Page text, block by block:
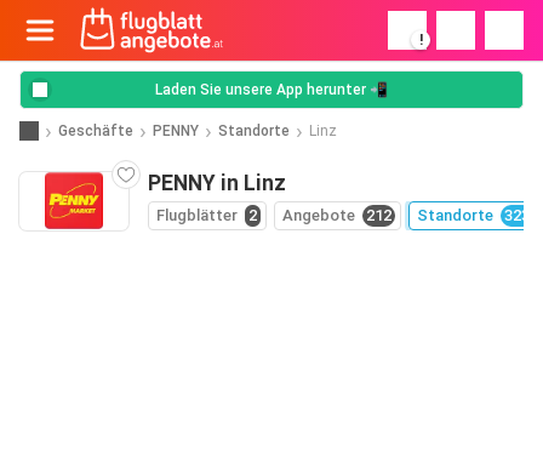
!
Laden Sie unsere App herunter 📲
Geschäfte PENNY Standorte Linz
PENNY in Linz
Flugblätter 2 Angebote 212 Standorte 323